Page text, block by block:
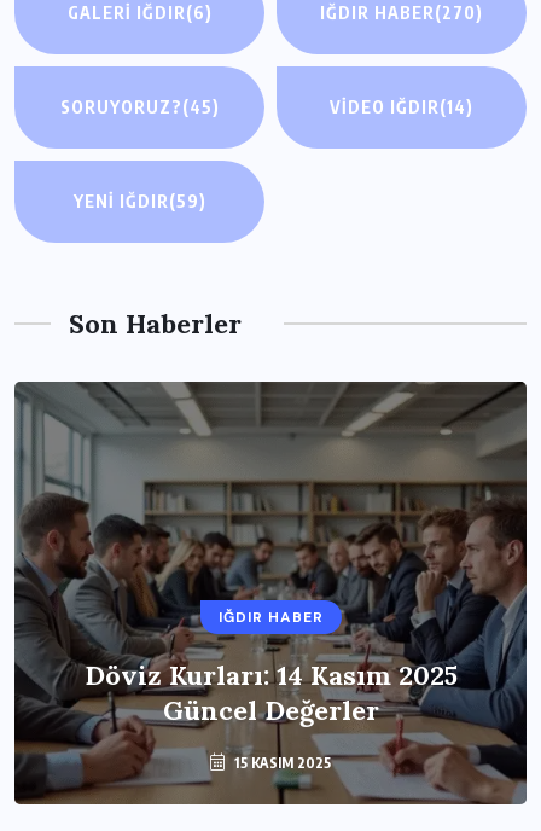
GALERI IĞDIR(6) IĞDIR HABER(270)
SORUYORUZ?(45) VIDEO IĞDIR(14)
YENI IĞDIR(59)
Son Haberler
IĞDIR HABER
Döviz Kurları: 14 Kasım 2025
Güncel Değerler
15 KASIM 2025